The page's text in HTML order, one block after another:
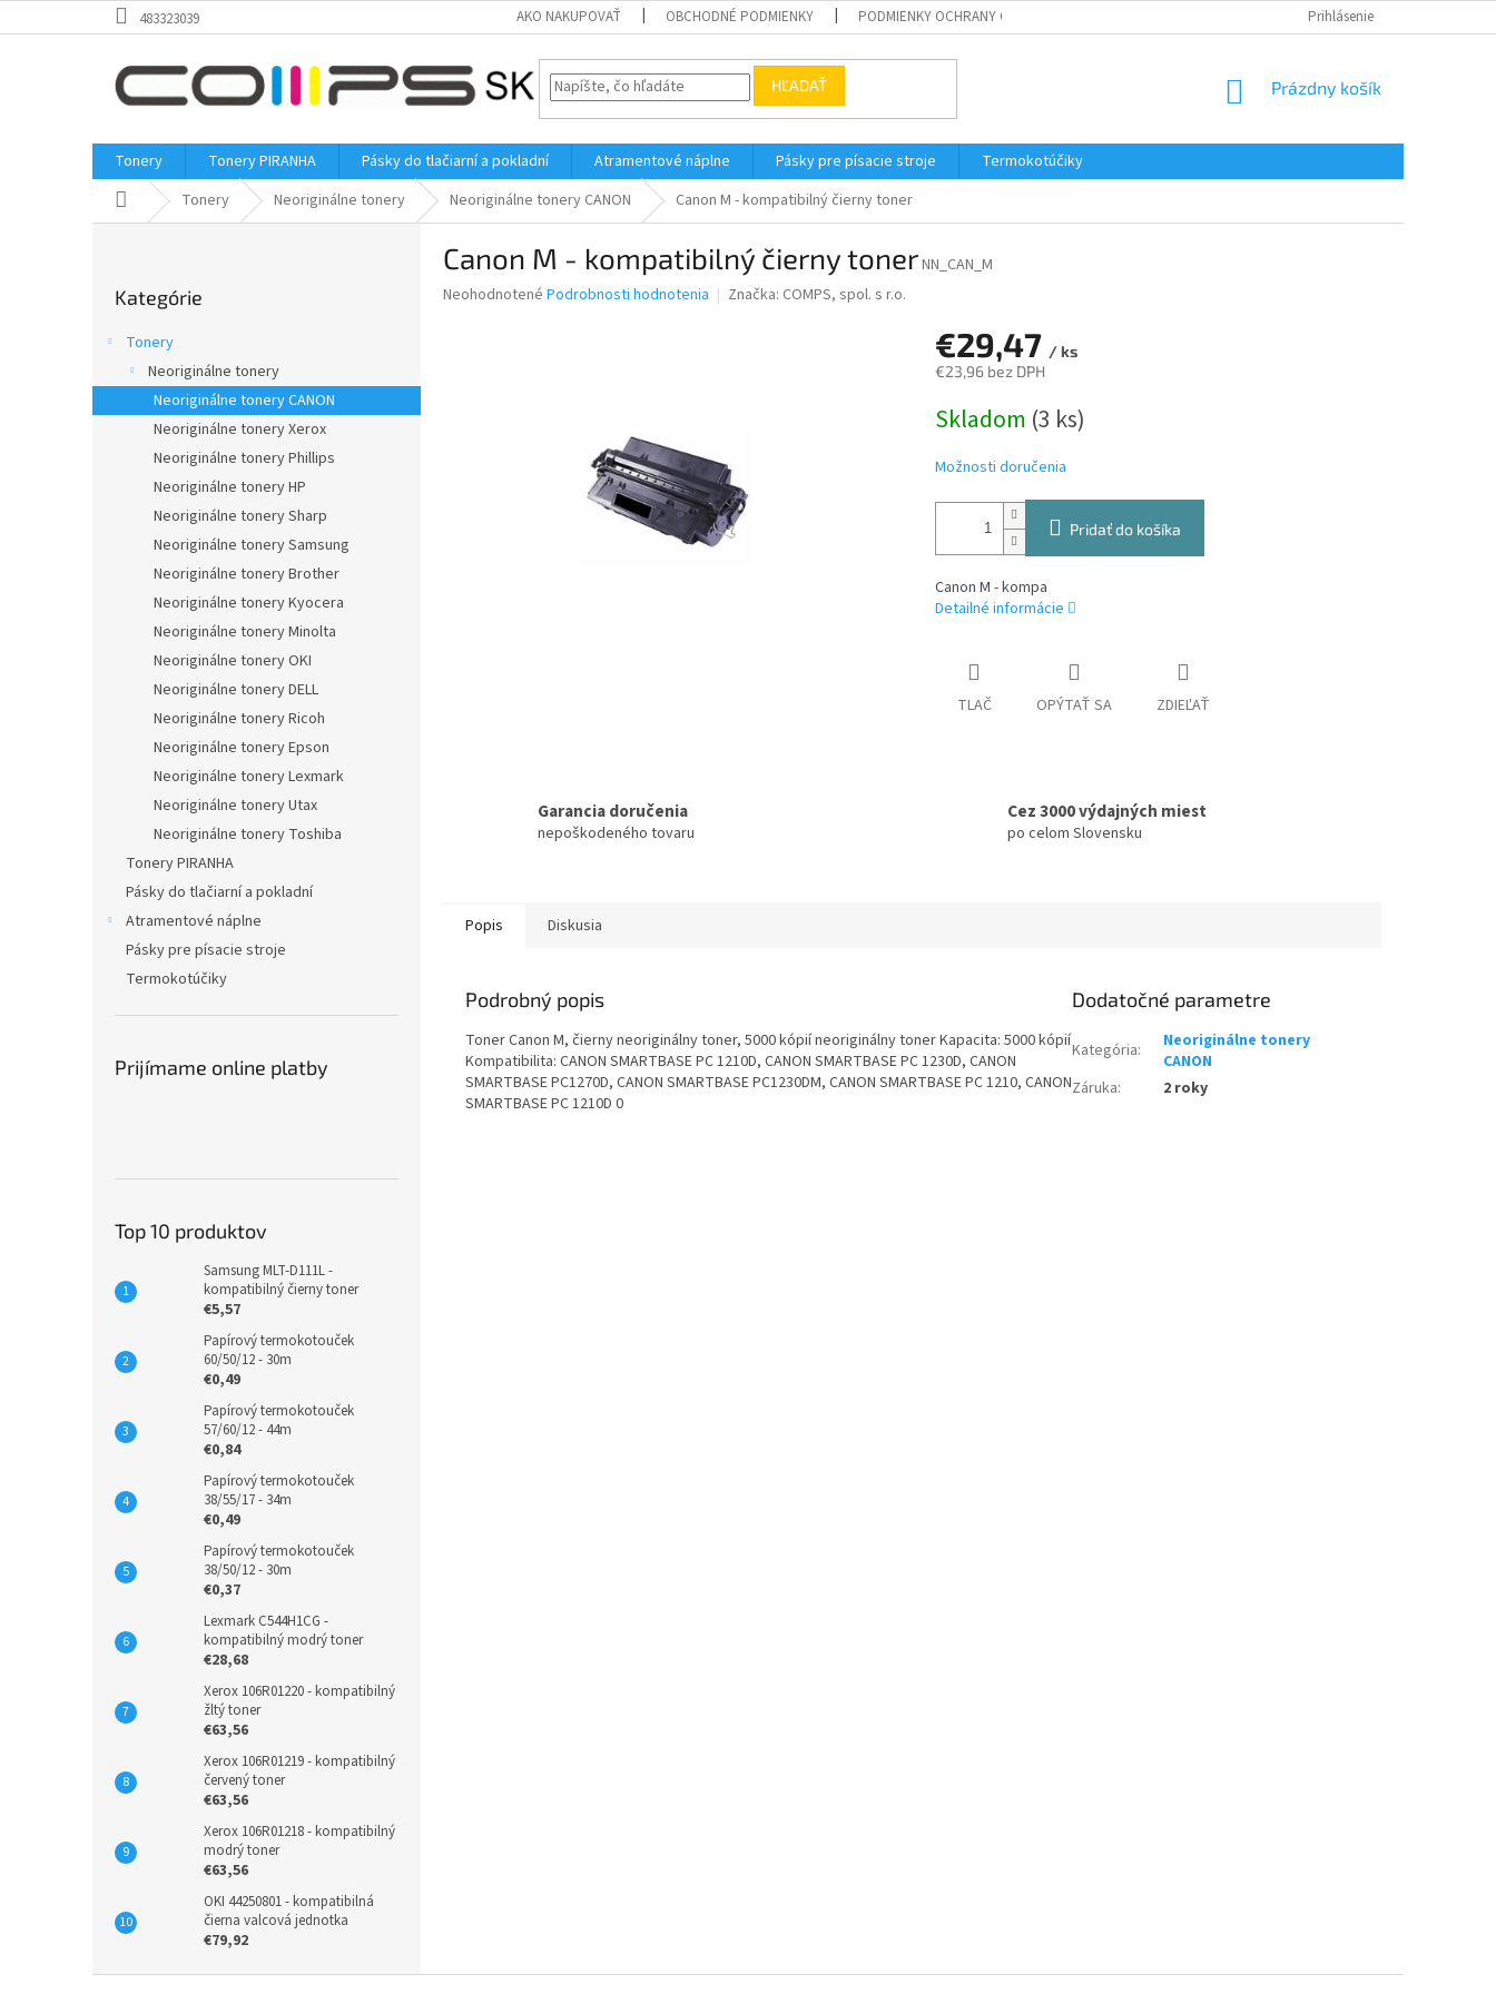
na
483323039 AKO NAKUPOVAŤ OBCHODNÉ PODMIENKY PODMIENKY OCHRANY OSOBNÝCH ÚDAJOV KONTAKTY
Prihlásenie
HĽADAŤ
NÁKUPNÝ
Prázdny košík
Tonery Tonery PIRANHA Pásky do tlačiarní a pokladní Atramentové náplne Pásky pre písacie stroje
Termokotúčiky
Domov Tonery Neoriginálne tonery Neoriginálne tonery CANON Canon M - kompatibilný čierny toner
a
kategórie
Kategórie
Tonery
Neoriginálne tonery
Neoriginálne tonery CANON
Neoriginálne tonery Xerox
Neoriginálne tonery Phillips
Neoriginálne tonery HP
Neoriginálne tonery Sharp
Neoriginálne tonery Samsung
Neoriginálne tonery Brother
Neoriginálne tonery Kyocera
Neoriginálne tonery Minolta
Neoriginálne tonery OKI
Neoriginálne tonery DELL
Neoriginálne tonery Ricoh
Neoriginálne tonery Epson
Neoriginálne tonery Lexmark
Neoriginálne tonery Utax
Neoriginálne tonery Toshiba
Tonery PIRANHA
Pásky do tlačiarní a pokladní
Atramentové náplne
Pásky pre písacie stroje
Termokotúčiky
Prijímame online platby
Top 10 produktov
Samsung MLT-D111L -
kompatibilný čierny toner
€5,57
Papírový termokotouček
60/50/12 - 30m
€0,49
Papírový termokotouček
57/60/12 - 44m
€0,84
Papírový termokotouček
38/55/17 - 34m
€0,49
Papírový termokotouček
38/50/12 - 30m
€0,37
Lexmark C544H1CG -
kompatibilný modrý toner
€28,68
Xerox 106R01220 - kompatibilný
žltý toner
€63,56
Xerox 106R01219 - kompatibilný
červený toner
€63,56
Xerox 106R01218 - kompatibilný
modrý toner
€63,56
OKI 44250801 - kompatibilná
čierna valcová jednotka
€79,92
Canon M - kompatibilný čierny tonerNN_CAN_M
Priemerné
Neohodnotené Podrobnosti hodnotenia Značka: COMPS, spol. s r.o.
€29,47 / ks
€23,96 bez DPH
cena:
Skladom (3 ks)
Možnosti doručenia
Pridať do košíka
Canon M - kompa
Detailné informácie
TLAČ OPÝTAŤ SA ZDIEĽAŤ
Garancia doručenia
nepoškodeného tovaru
Cez 3000 výdajných miest
po celom Slovensku
Popis Diskusia
Podrobný popis
Toner Canon M, čierny neoriginálny toner, 5000 kópií neoriginálny toner Kapacita: 5000 kópií
Kompatibilita: CANON SMARTBASE PC 1210D, CANON SMARTBASE PC 1230D, CANON
SMARTBASE PC1270D, CANON SMARTBASE PC1230DM, CANON SMARTBASE PC 1210, CANON
SMARTBASE PC 1210D 0
Dodatočné parametre
Kategória:
Neoriginálne tonery
CANON
Záruka: 2 roky